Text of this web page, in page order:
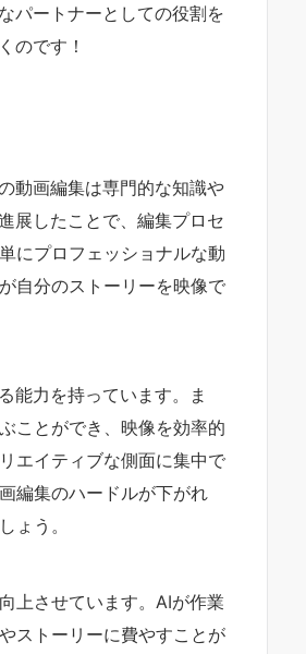
パートナーとしての役割を
のです！
動画編集は専門的な知識や
展したことで、編集プロセ
にプロフェッショナルな動
自分のストーリーを映像で
能力を持っています。ま
ことができ、映像を効率的
エイティブな側面に集中で
編集のハードルが下がれ
ょう。
上させています。AIが作業
ストーリーに費やすことが